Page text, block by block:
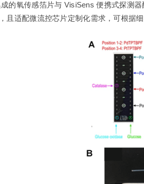
的氧传感箔片与 VisiSens 便携式探测
且适配微流控芯片定制化需求，可根据